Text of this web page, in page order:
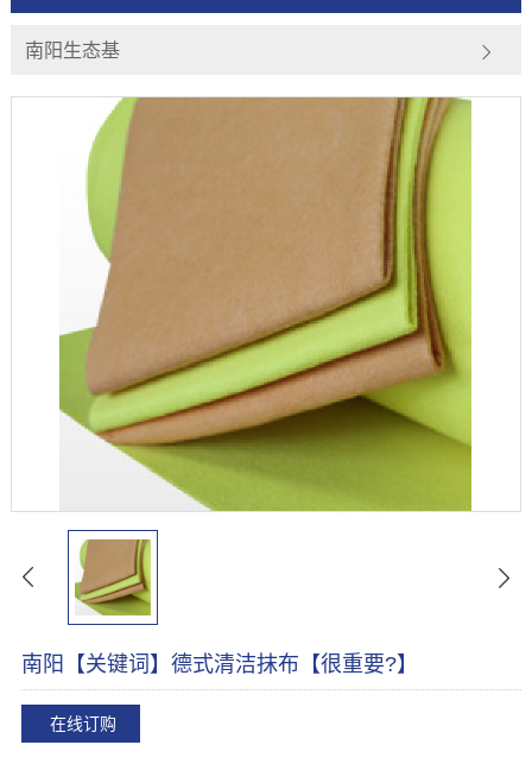
南阳生态基
南阳【关键词】德式清洁抹布【很重要?】
在线订购